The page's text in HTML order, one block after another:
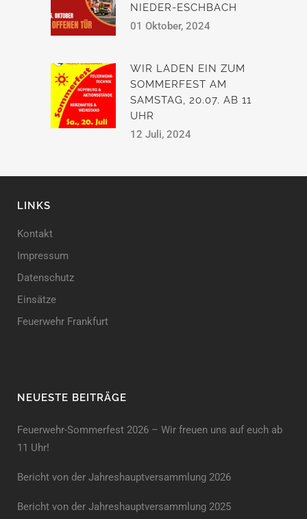
NIEDER-ESCHBACH
01 Oktober, 2024
WIR LADEN EIN ZUM
SOMMERFEST AM
SAMSTAG, 20.07. AB 11
UHR
12 Juli, 2024
LINKS
Kontakt
Impressum
Datenschutz
Einsätze
Feuerwehr Frankfurt
NEUESTE BEITRÄGE
Feuerwehr-Sommerfest 2026 – Wir freuen uns auf euch ab
11 Uhr!
Bericht von der Jahreshauptversammlung 2026
Bericht von der Jahreshaupt­versammlung 2025